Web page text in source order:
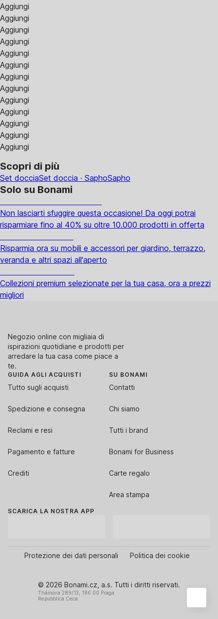
Aggiungi
Aggiungi
Aggiungi
Aggiungi
Aggiungi
Aggiungi
Aggiungi
Aggiungi
Aggiungi
Aggiungi
Aggiungi
Aggiungi
Aggiungi
Scopri di più
Set docciaSet doccia · SaphoSapho
Solo su Bonami
Non lasciarti sfuggire questa occasione! Da oggi potrai
risparmiare fino al 40% su oltre 10.000 prodotti in offerta
Risparmia ora su mobili e accessori per giardino, terrazzo,
veranda e altri spazi all'aperto
Collezioni premium selezionate per la tua casa, ora a prezzi
migliori
Negozio online con migliaia di
ispirazioni quotidiane e prodotti per
arredare la tua casa come piace a
te.
GUIDA AGLI ACQUISTI
Tutto sugli acquisti
Spedizione e consegna
Reclami e resi
Pagamento e fatture
Crediti
SU BONAMI
Contatti
Chi siamo
Tutti i brand
Bonami for Business
Carte regalo
Area stampa
SCARICA LA NOSTRA APP
Protezione dei dati personali Politica dei cookie
© 2026 Bonami.cz, a.s. Tutti i diritti riservati.
Thámova 289/13, 186 00 Praga
Repubblica Ceca